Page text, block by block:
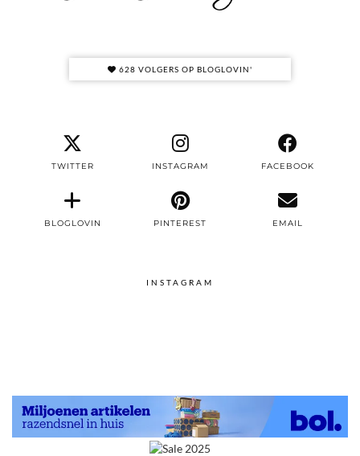
628 VOLGERS OP BLOGLOVIN'
TWITTER INSTAGRAM FACEBOOK
BLOGLOVIN PINTEREST EMAIL
INSTAGRAM